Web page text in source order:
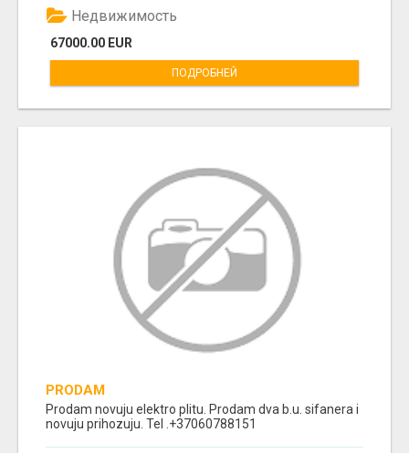
67000.00 EUR
Недвижимость
ПОДРОБНЕЙ
PRODAM
Prodam novuju elektro plitu. Prodam dva b.u. sifanera i
novuju prihozuju. Tel .+37060788151